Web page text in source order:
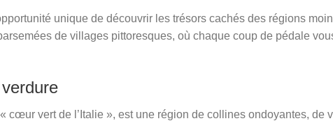
unique de découvrir les trésors cachés des régions
de villages pittoresques, où chaque coup de pédale
cœur vert de l’Italie », est une région de collines ondoyantes,